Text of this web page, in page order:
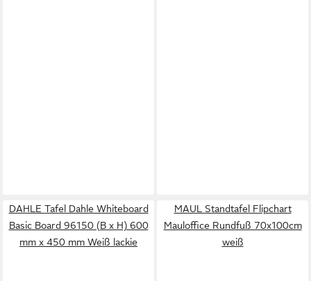
DAHLE Tafel Dahle Whiteboard
Basic Board 96150 (B x H) 600
mm x 450 mm Weiß lackie
MAUL Standtafel Flipchart
Mauloffice Rundfuß 70x100cm
weiß